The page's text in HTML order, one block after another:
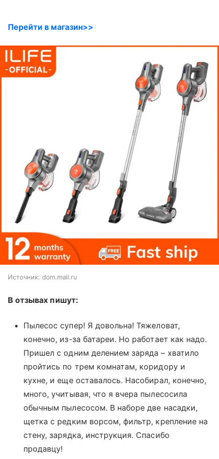
Перейти в магазин>>
Источник: dom.mail.ru
В отзывах пишут:
Пылесос супер! Я довольна! Тяжеловат,
конечно, из-за батареи. Но работает как надо.
Пришел с одним делением заряда – хватило
пройтись по трем комнатам, коридору и
кухне, и еще оставалось. Насобирал, конечно,
много, учитывая, что я вчера пылесосила
обычным пылесосом. В наборе две насадки,
щетка с редким ворсом, фильтр, крепление на
стену, зарядка, инструкция. Спасибо
продавцу!